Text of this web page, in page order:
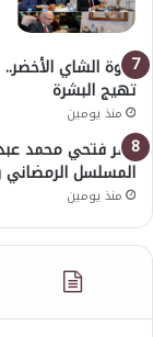
تهيج البشرة
منذ يومين
عمر فتحي محمد
المسلسل
منذ يومين